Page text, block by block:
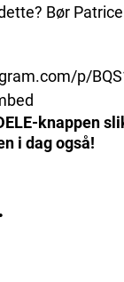
Bør
p/
knappen
i dag også!